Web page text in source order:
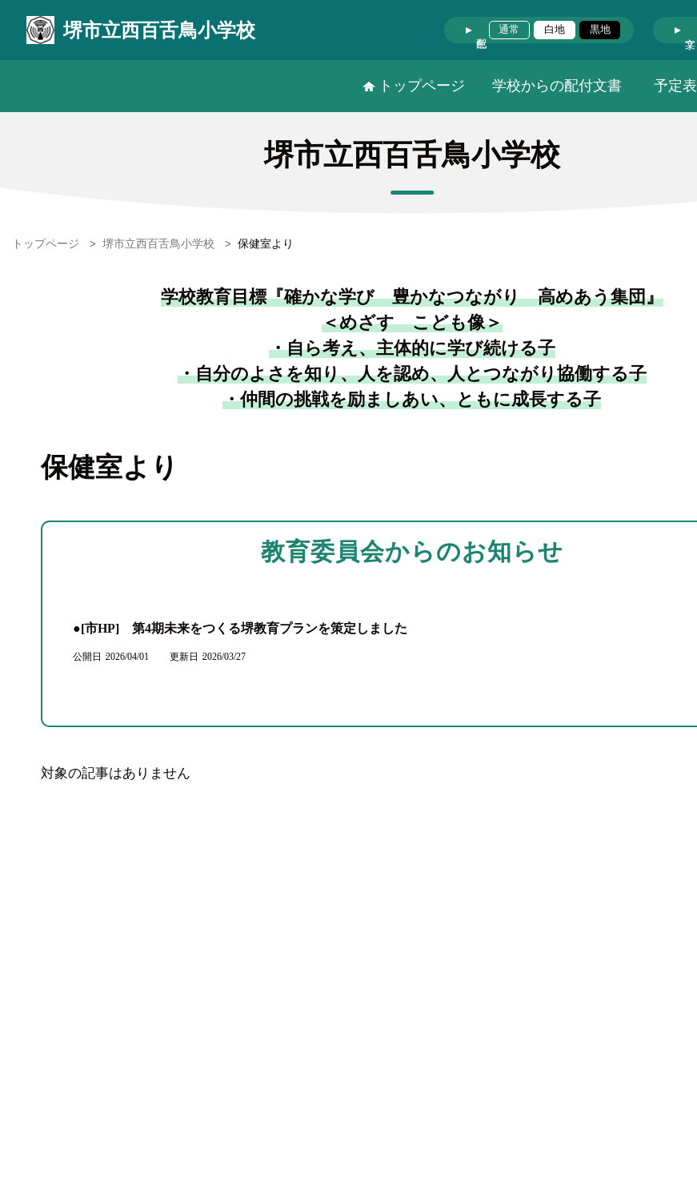
堺市立西百舌鳥小学校 通常 白地 黒地
トップページ 学校からの配付文書 予定表
堺市立西百舌鳥小学校
トップページ > 堺市立西百舌鳥小学校 > 保健室より
学校教育目標『確かな学び 豊かなつながり 高めあう集団』
＜めざす こども像＞
・自ら考え、主体的に学び続ける子
・自分のよさを知り、人を認め、人とつながり協働する子
・仲間の挑戦を励ましあい、ともに成長する子
保健室より
教育委員会からのお知らせ
●[市HP] 第4期未来をつくる堺教育プランを策定しました
公開日 2026/04/01 更新日 2026/03/27
対象の記事はありません